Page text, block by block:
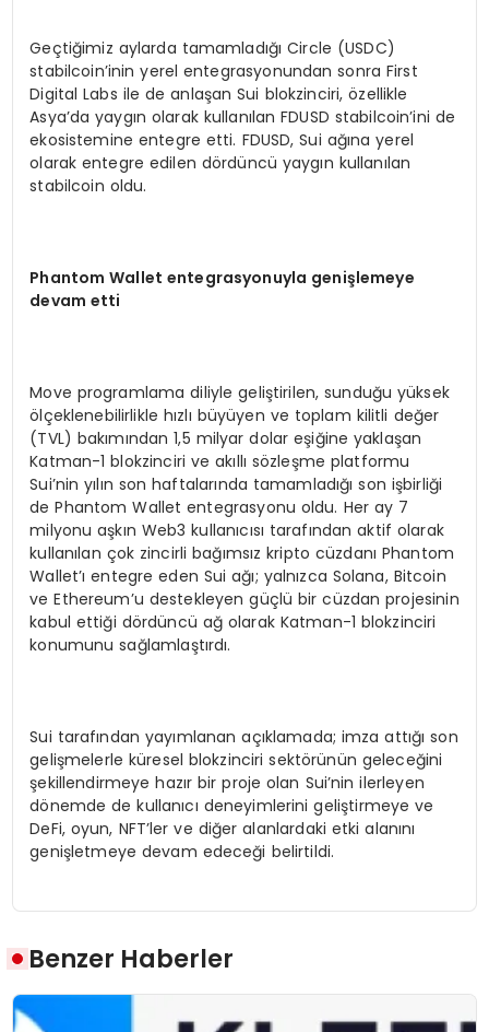
Geçtiğimiz aylarda tamamladığı Circle (USDC)
stabilcoin’inin yerel entegrasyonundan sonra First
Digital Labs ile de anlaşan Sui blokzinciri, özellikle
Asya’da yaygın olarak kullanılan FDUSD stabilcoin’ini de
ekosistemine entegre etti. FDUSD, Sui ağına yerel
olarak entegre edilen dördüncü yaygın kullanılan
stabilcoin oldu.
Phantom Wallet entegrasyonuyla genişlemeye
devam etti
Move programlama diliyle geliştirilen, sunduğu yüksek
ölçeklenebilirlikle hızlı büyüyen ve toplam kilitli değer
(TVL) bakımından 1,5 milyar dolar eşiğine yaklaşan
Katman-1 blokzinciri ve akıllı sözleşme platformu
Sui’nin yılın son haftalarında tamamladığı son işbirliği
de Phantom Wallet entegrasyonu oldu. Her ay 7
milyonu aşkın Web3 kullanıcısı tarafından aktif olarak
kullanılan çok zincirli bağımsız kripto cüzdanı Phantom
Wallet’ı entegre eden Sui ağı; yalnızca Solana, Bitcoin
ve Ethereum’u destekleyen güçlü bir cüzdan projesinin
kabul ettiği dördüncü ağ olarak Katman-1 blokzinciri
konumunu sağlamlaştırdı.
Sui tarafından yayımlanan açıklamada; imza attığı son
gelişmelerle küresel blokzinciri sektörünün geleceğini
şekillendirmeye hazır bir proje olan Sui’nin ilerleyen
dönemde de kullanıcı deneyimlerini geliştirmeye ve
DeFi, oyun, NFT’ler ve diğer alanlardaki etki alanını
genişletmeye devam edeceği belirtildi.
Benzer Haberler